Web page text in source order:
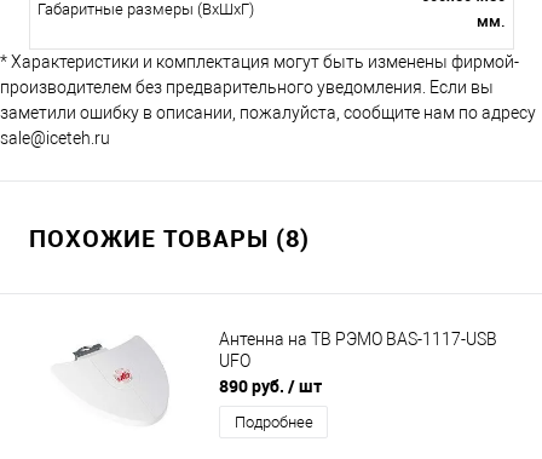
Габаритные размеры (ВхШхГ)
мм.
* Характеристики и комплектация могут быть изменены фирмой-
производителем без предварительного уведомления. Если вы
заметили ошибку в описании, пожалуйста, сообщите нам по адресу
sale@iceteh.ru
ПОХОЖИЕ ТОВАРЫ (8)
Антенна на ТВ РЭМО BAS-1117-USB
UFO
890 руб. / шт
Подробнее